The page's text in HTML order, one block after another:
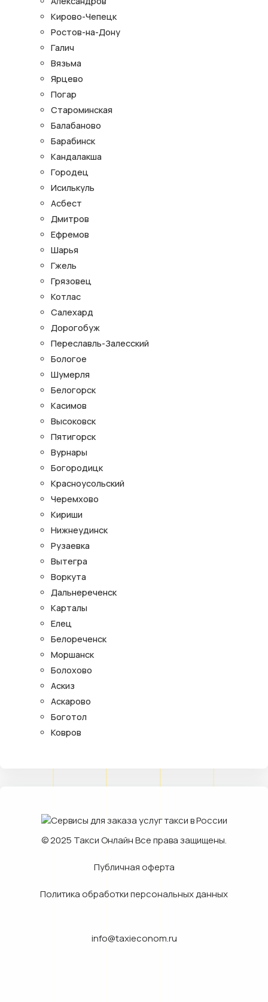
Кирово-Чепецк
Ростов-на-Дону
Галич
Вязьма
Ярцево
Погар
Староминская
Балабаново
Барабинск
Кандалакша
Городец
Исилькуль
Асбест
Дмитров
Ефремов
Шарья
Гжель
Грязовец
Котлас
Салехард
Дорогобуж
Переславль-Залесский
Бологое
Шумерля
Белогорск
Касимов
Высоковск
Пятигорск
Вурнары
Богородицк
Красноусольский
Черемхово
Кириши
Нижнеудинск
Рузаевка
Вытегра
Воркута
Дальнереченск
Карталы
Елец
Белореченск
Моршанск
Болохово
Аскиз
Аскарово
Боготол
Ковров
© 2025 Такси ОнлайнВсе права защищены.
Публичная оферта
Политика обработки персональных данных
info@taxieconom.ru